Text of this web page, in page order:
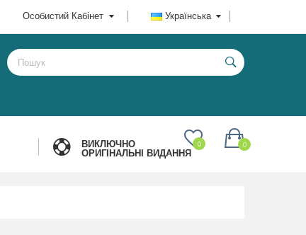
Українська
Особистий Кабінет
ВИКЛЮЧНО
ОРИГІНАЛЬНІ ВИДАННЯ
0
0